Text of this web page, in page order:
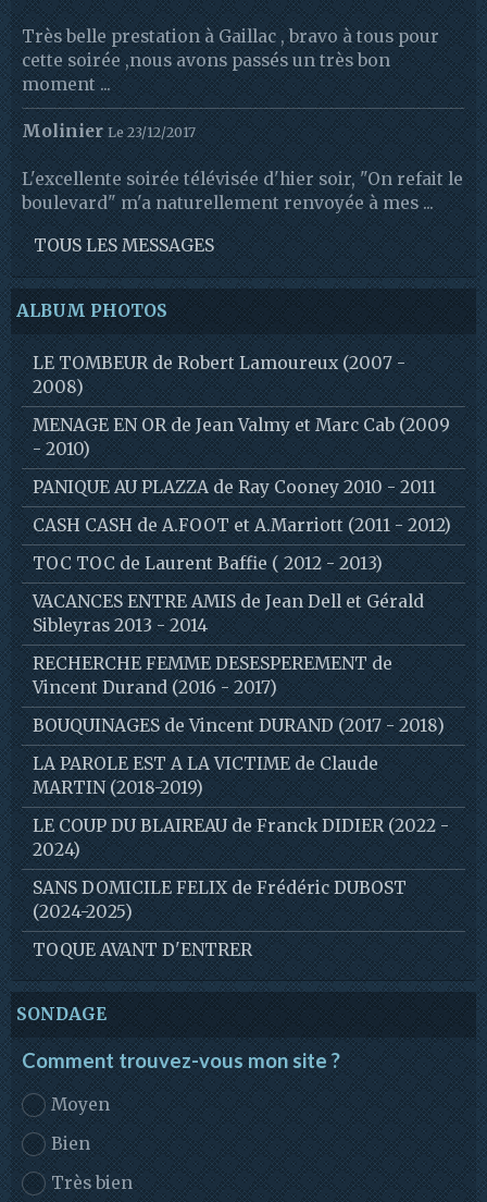
Très belle prestation à Gaillac , bravo à tous pour
cette soirée ,nous avons passés un très bon
moment ...
Molinier Le 23/12/2017
L'excellente soirée télévisée d'hier soir, "On refait le
boulevard" m'a naturellement renvoyée à mes ...
TOUS LES MESSAGES
ALBUM PHOTOS
LE TOMBEUR de Robert Lamoureux (2007 -
2008)
MENAGE EN OR de Jean Valmy et Marc Cab (2009
- 2010)
PANIQUE AU PLAZZA de Ray Cooney 2010 - 2011
CASH CASH de A.FOOT et A.Marriott (2011 - 2012)
TOC TOC de Laurent Baffie ( 2012 - 2013)
VACANCES ENTRE AMIS de Jean Dell et Gérald
Sibleyras 2013 - 2014
RECHERCHE FEMME DESESPEREMENT de
Vincent Durand (2016 - 2017)
BOUQUINAGES de Vincent DURAND (2017 - 2018)
LA PAROLE EST A LA VICTIME de Claude
MARTIN (2018-2019)
LE COUP DU BLAIREAU de Franck DIDIER (2022 -
2024)
SANS DOMICILE FELIX de Frédéric DUBOST
(2024-2025)
TOQUE AVANT D'ENTRER
SONDAGE
Comment trouvez-vous mon site ?
Moyen
Bien
Très bien